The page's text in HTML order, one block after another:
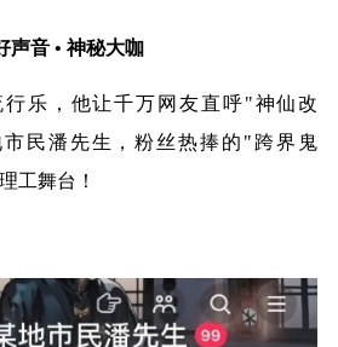
声音 • 神秘大咖
行乐，他让千万网友直呼"神仙改
民潘先生，粉丝热捧的"跨界鬼
工舞台！